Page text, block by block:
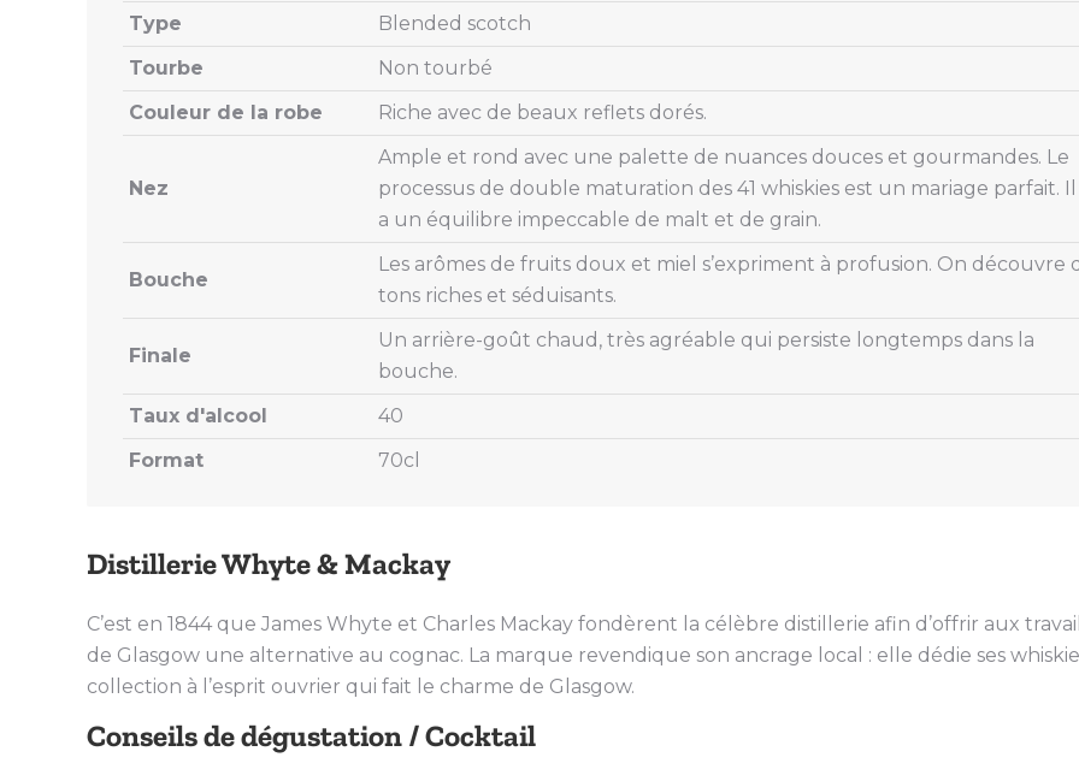
Distillerie Whyte & Mackay
C’est en 1844 que James Whyte et Charles Mackay fondèrent la célèbre distillerie afin d’offrir aux
de Glasgow une alternative au cognac. La marque revendique son ancrage local : elle dédie ses
collection à l’esprit ouvrier qui fait le charme de Glasgow.
Conseils de dégustation / Cocktail
Type
Blended scotch
Tourbe
Non tourbé
Couleur de la robe
Riche avec de beaux reflets dorés.
Nez
Ample et rond avec une palette de nuances douces et gourmandes. Le
processus de double maturation des 41 whiskies est un mariage parfait.
a un équilibre impeccable de malt et de grain.
Bouche
Les arômes de fruits doux et miel s’expriment à profusion. On découvre
tons riches et séduisants.
Finale
Un arrière-goût chaud, très agréable qui persiste longtemps dans la
bouche.
Taux d'alcool
40
Format
70cl